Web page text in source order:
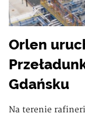
Orlen
Gdańsku
Na terenie